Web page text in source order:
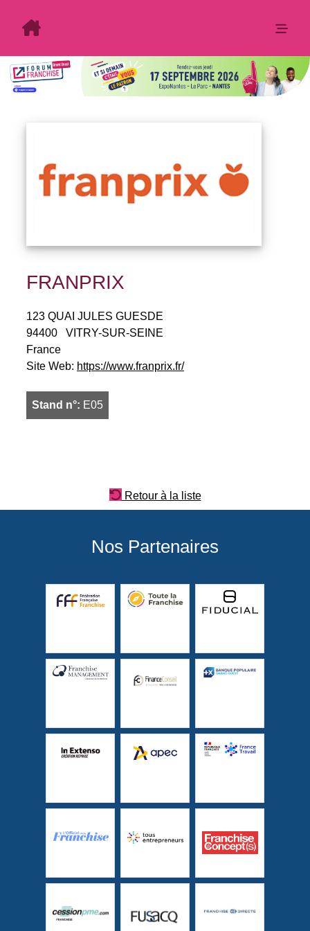
FRANPRIX
123 QUAI JULES GUESDE
94400
VITRY-SUR-SEINE
France
Site Web: https://www.franprix.fr/
Stand n°: E05
Retour à la liste
Nos Partenaires